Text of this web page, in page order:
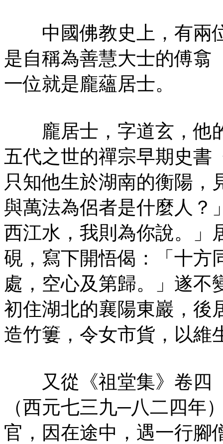
中國佛教史上，有兩
是自稱為善慧大士的傅翕
一位就是龐蘊居士。
龐居士，字道玄，他
五代之世的禪宗早期史書
只知他生於湖南的衡陽，
與萬法為侶者是什麼人？
西江水，我則為你說。」
硯，寫下開悟偈：「十方
處，空心及第歸。」遂不
初住湖北的襄陽東巖，後
造竹簍，令女市貨，以維
又從《祖堂集》卷四
（西元七三九─八二四年
官，因在途中，遇一行腳